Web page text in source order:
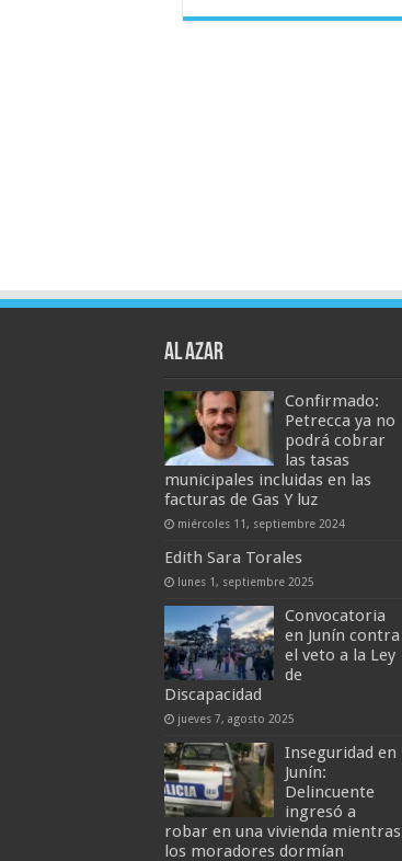
AL AZAR
Confirmado:
Petrecca ya no
podrá cobrar
las tasas
municipales incluidas en las
facturas de Gas Y luz
miércoles 11, septiembre 2024
Edith Sara Torales
lunes 1, septiembre 2025
Convocatoria
en Junín contra
el veto a la Ley
de
Discapacidad
jueves 7, agosto 2025
Inseguridad en
Junín:
Delincuente
ingresó a
robar en una vivienda mientras
los moradores dormían